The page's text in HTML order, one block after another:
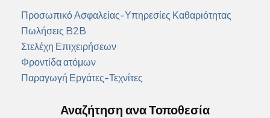
Προσωπικό Ασφαλείας-Υπηρεσίες Καθαριότητας
Πωλήσεις B2B
Στελέχη Επιχειρήσεων
Φροντίδα ατόμων
Παραγωγή Εργάτες-Τεχνίτες
Αναζήτηση ανα Τοποθεσία